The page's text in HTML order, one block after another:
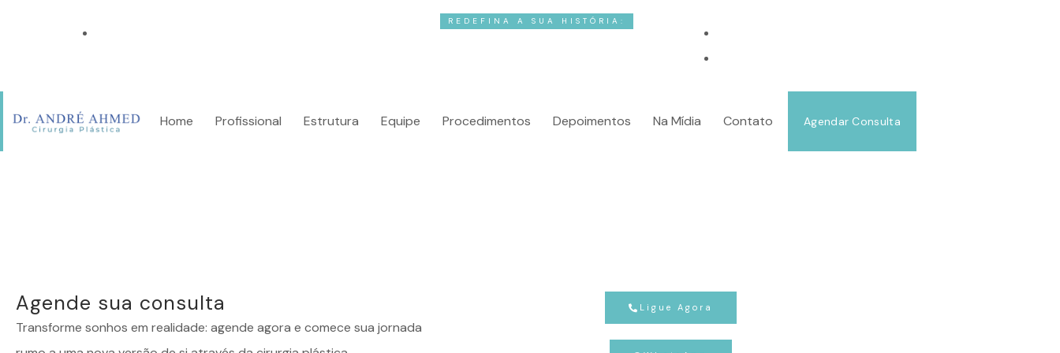
REDEFINA A SUA HISTÓRIA: A ARTE DA
Home Profissional Estrutura Equipe Procedimentos Depoimentos Na Mídia Contato Agendar Consulta
Agende sua consulta
Transforme sonhos em realidade: agende agora e comece sua jornada
Ligue Agora